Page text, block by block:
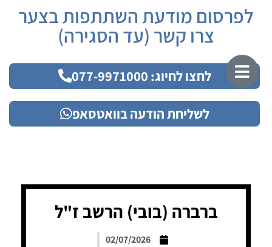
לפרסום מודעת השתתפות בצער
צרו קשר (עד הסגירה)
לחצו לחיוג: 077-9971000
לשליחת הודעה בוואטסאפ
ברברה (בובי) הרשב ז"ל
02/07/2026